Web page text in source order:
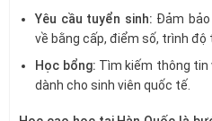
Yêu cầu tuyển sinh: Đảm
về bằng cấp, điểm số, trình độ
Học bổng: Tìm kiếm thông tin
dành cho sinh viên quốc tế.